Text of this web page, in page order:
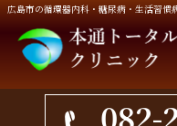
広島市の循環器内科・糖尿病・生活習慣
082-